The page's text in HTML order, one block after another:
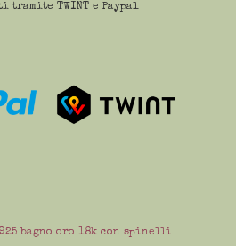
tramite TWINT e Paypal
bagno oro 18k con spinelli